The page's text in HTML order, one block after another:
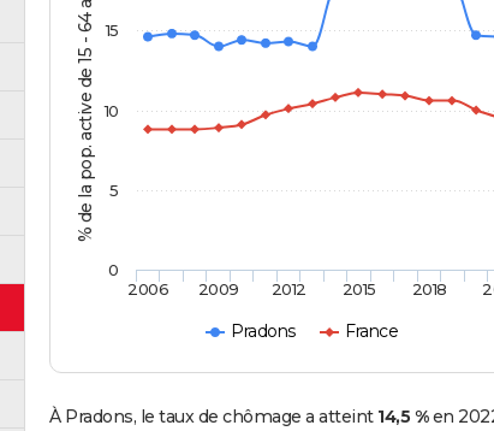
% de la pop. active de 15 - 64 ans
Pradons France
2006 2009 2012 2015 2018
0
5
10
15
À Pradons, le taux de chômage a atteint 14,5 %en